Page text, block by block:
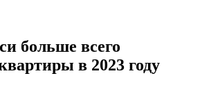
больше всего
в 2023 году